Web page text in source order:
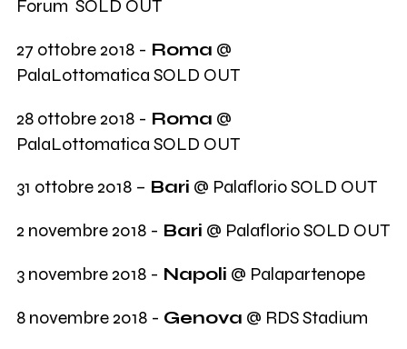
Forum SOLD OUT
27 ottobre 2018 - Roma @
PalaLottomatica SOLD OUT
28 ottobre 2018 - Roma @
PalaLottomatica SOLD OUT
31 ottobre 2018 – Bari @ Palaflorio SOLD OUT
2 novembre 2018 - Bari @ Palaflorio SOLD OUT
3 novembre 2018 - Napoli @ Palapartenope
8 novembre 2018 - Genova @ RDS Stadium